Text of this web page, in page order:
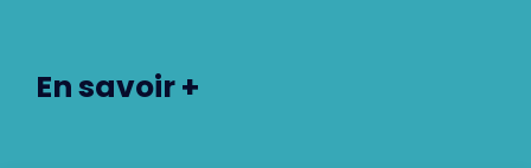
En savoir +